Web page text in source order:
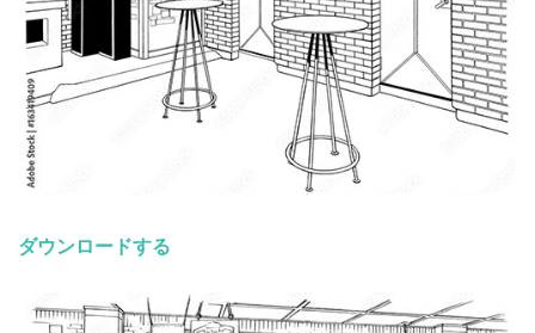
ダウンロードする